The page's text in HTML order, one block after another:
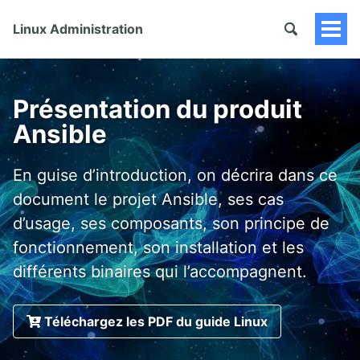
Linux Administration
Présentation du produit
Ansible
En guise d’introduction, on décrira dans ce
document le projet Ansible, ses cas
d’usage, ses composants, son principe de
fonctionnement, son installation et les
différents binaires qui l’accompagnent.
Téléchargez les PDF du guide Linux